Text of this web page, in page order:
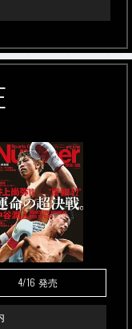
4/16 発売